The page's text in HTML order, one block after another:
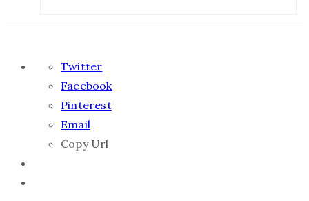
Twitter
Facebook
Pinterest
Email
Copy Url